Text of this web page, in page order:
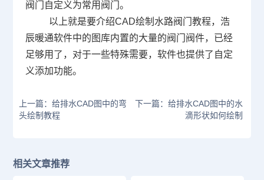
阀门自定义为常用阀门。
以上就是要介绍CAD绘制水路阀门教程，浩
辰暖通软件中的图库内置的大量的阀门阀件，已经
足够用了，对于一些特殊需要，软件也提供了自定
义添加功能。
上一篇：给排水CAD图中的弯
头绘制教程
下一篇：给排水CAD图中的水
滴形状如何绘制
相关文章推荐